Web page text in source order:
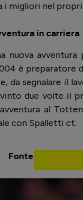
i migliori nel
in carriera
nuova
è preparatore
da segnalare il
vinto due volte il
al
con Spalletti ct.
Fonte